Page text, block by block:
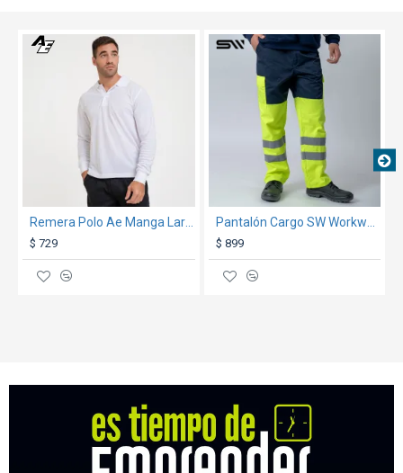
TEXTTRANSPARENTE
$ 729
TEXTTRANSPARENTE
$ 899